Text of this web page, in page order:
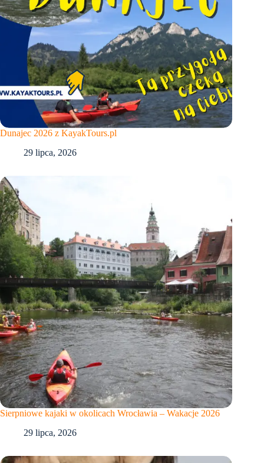
Dunajec 2026 z KayakTours.pl
29 lipca, 2026
Sierpniowe kajaki w okolicach Wrocławia – Wakacje 2026
29 lipca, 2026